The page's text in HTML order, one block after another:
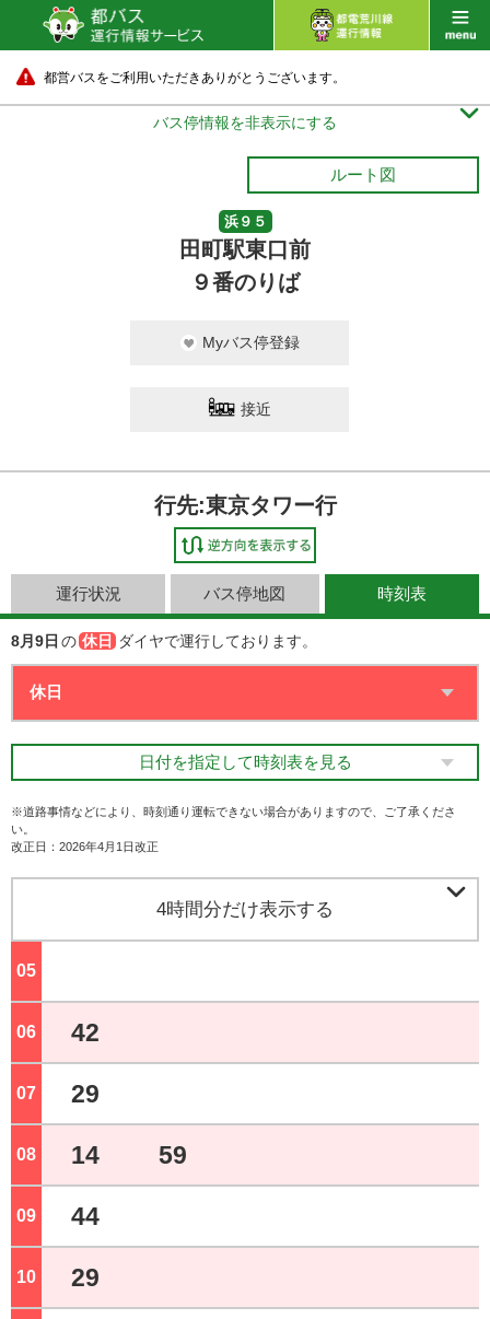
都営バスをご利用いただきありがとうございます。
バス停情報を非表示にする 
ルート図
浜９５
田町駅東口前
９番のりば
Myバス停登録
接近
行先:東京タワー行
運行状況 バス停地図 時刻表
8月9日 の 休日 ダイヤで運行しております。
日付を指定して時刻表を見る
※道路事情などにより、時刻通り運転できない場合がありますので、ご了承くださ
い。
改正日：2026年4月1日改正
4時間分だけ表示する 
05
06 42
07 29
08 14 59
09 44
10 29